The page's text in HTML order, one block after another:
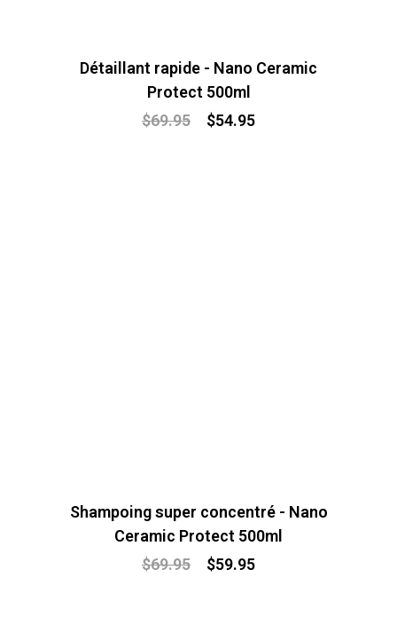
Détaillant rapide - Nano Ceramic
Protect 500ml
$69.95 $54.95
Shampoing super concentré - Nano
Ceramic Protect 500ml
$69.95 $59.95